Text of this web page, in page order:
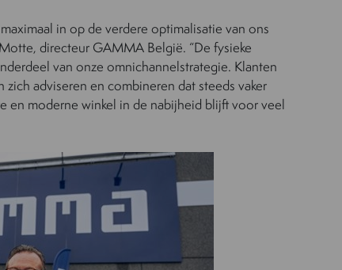
in op de verdere optimalisatie van ons
directeur GAMMA België. “De fysieke
van onze omnichannelstrategie. Klanten
adviseren en combineren dat steeds vaker
en moderne winkel in de nabijheid blijft voor veel